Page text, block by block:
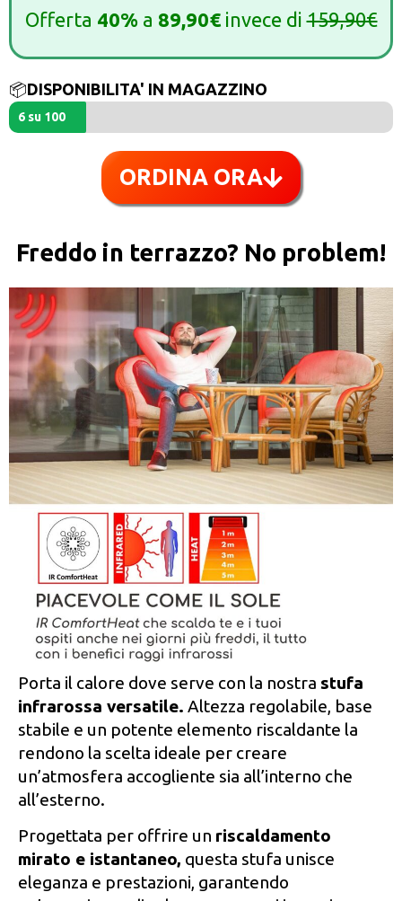
Offerta 40% a 89,90€ invece di159,90€
📦DISPONIBILITA' IN MAGAZZINO
6 su 100
ORDINA ORA
Freddo in terrazzo? No problem!
Porta il calore dove serve con la nostra stufa
infrarossa versatile. Altezza regolabile, base
stabile e un potente elemento riscaldante la
rendono la scelta ideale per creare
un’atmosfera accogliente sia all’interno che
all’esterno.
Progettata per offrire un riscaldamento
mirato e istantaneo, questa stufa unisce
eleganza e prestazioni, garantendo